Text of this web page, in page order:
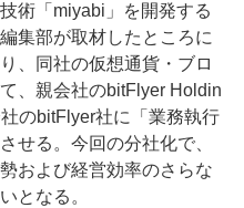
術「miyabi」を開発する
集部が取材したところに
、同社の仮想通貨・ブロ
、親会社のbitFlyer Holdin
のbitFlyer社に「業務執行
せる。今回の分社化で、
および経営効率のさらな
となる。